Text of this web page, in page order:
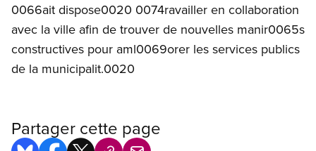
0066ait dispose0020 0074ravailler en collaboration
avec la ville afin de trouver de nouvelles manir0065s
constructives pour aml0069orer les services publics
de la municipalit.0020
Partager cette page